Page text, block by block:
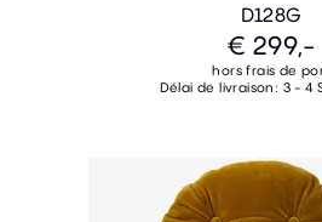
D128G
€ 299,-
hors frais de
Délai de livraison: 3 - 4